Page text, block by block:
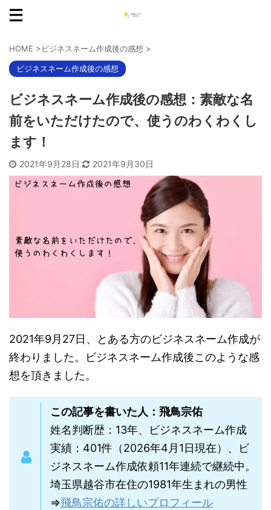
HOME >ビジネスネーム作成後の感想 >
ビジネスネーム作成後の感想
ビジネスネーム作成後の感想：素敵な名
前をいただけたので、使うのわくわくし
ます！
2021年9月28日 2021年9月30日
2021年9月27日、とある方のビジネスネーム作成が
終わりました。ビジネスネーム作成後このような感
想を頂きました。
この記事を書いた人：飛鳥宗佑
姓名判断歴：13年、ビジネスネーム作成
実績：401件（2026年4月1日現在）、ビ
ジネスネーム作成依頼11年連続で継続中。
埼玉県越谷市在住の1981年生まれの男性
⇒飛鳥宗佑の詳しいプロフィール